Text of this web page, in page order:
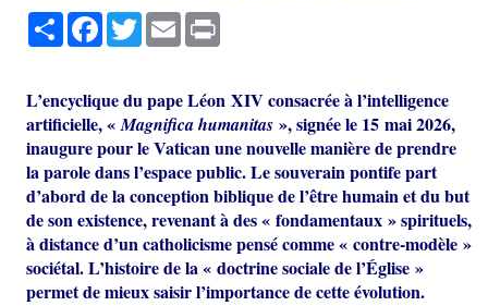
PartagerFacebook
TwitterEmail
L’encyclique du pape Léon XIV consacrée à l’intelligence
artificielle, «Magnifica humanitas », signée le 15 mai 2026,
inaugure pour le Vatican une nouvelle manière de prendre
la parole dans l’espace public. Le souverain pontife part
d’abord de la conception biblique de l’être humain et du but
de son existence, revenant à des « fondamentaux » spirituels,
à distance d’un catholicisme pensé comme « contre-modèle »
sociétal. L’histoire de la « doctrine sociale de l’Église »
permet de mieux saisir l’importance de cette évolution.